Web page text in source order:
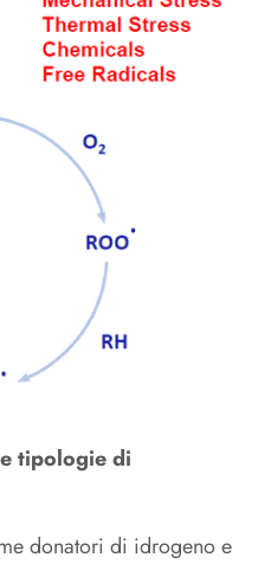
tipologie di
donatori di idrogeno e